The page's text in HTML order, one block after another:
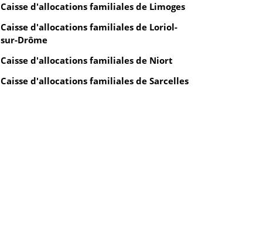
Caisse d'allocations familiales de Limoges
Caisse d'allocations familiales de Loriol-
sur-Drôme
Caisse d'allocations familiales de Niort
Caisse d'allocations familiales de Sarcelles